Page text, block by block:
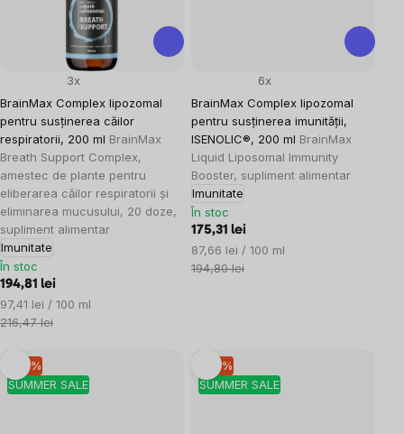
BrainMax Complex lipozomal
pentru susținerea căilor
respiratorii, 200 ml BrainMax
Breath Support Complex,
amestec de plante pentru
eliberarea căilor respiratorii și
eliminarea mucusului, 20 doze,
supliment alimentar
Imunitate
3x
În stoc
194,81 lei
Evaluare
preţ:
97,41 lei / 100 ml
216,47 lei
BrainMax Complex lipozomal
pentru susținerea imunității,
ISENOLIC®, 200 ml BrainMax
Liquid Liposomal Immunity
Booster, supliment alimentar
Imunitate
6x
În stoc
175,31 lei
Evaluare
preţ:
87,66 lei / 100 ml
194,80 lei
SUMMER SALE
–10 %
SUMMER SALE
–10 %